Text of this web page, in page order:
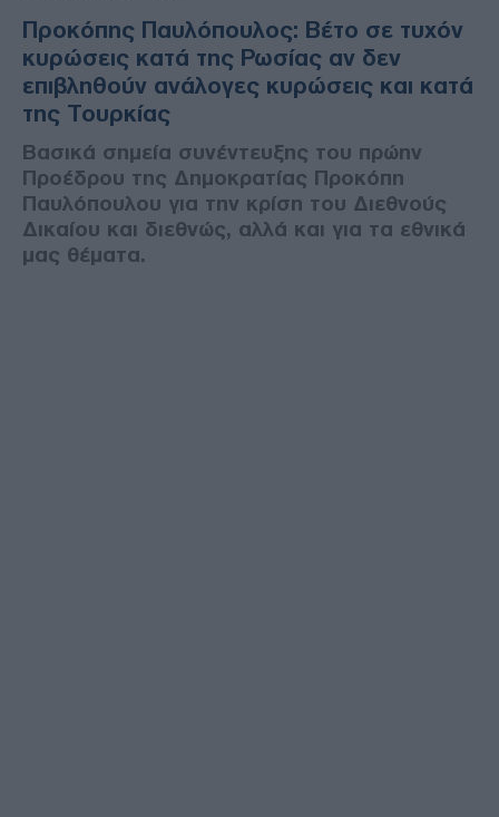
Προκόπης Παυλόπουλος: Βέτο σε τυχόν
κυρώσεις κατά της Ρωσίας αν δεν
επιβληθούν ανάλογες κυρώσεις και κατά
της Τουρκίας
Βασικά σημεία συνέντευξης του πρώην
Προέδρου της Δημοκρατίας Προκόπη
Παυλόπουλου για την κρίση του Διεθνούς
Δικαίου και διεθνώς, αλλά και για τα εθνικά
μας θέματα.